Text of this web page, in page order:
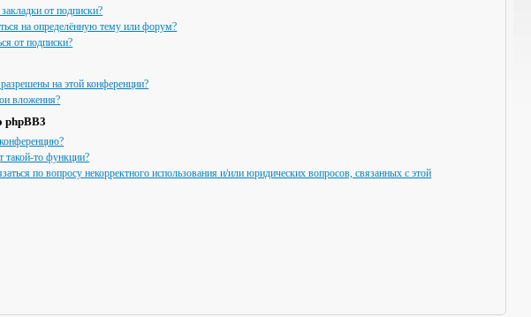
от подписки?
на определённую тему или форум?
от подписки?
на этой конференции?
вложения?
phpBB3
такой-то функции?
по вопросу некорректного использования и/или юридических вопросов, связанных с этой